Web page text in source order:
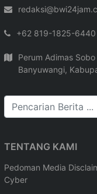
+62 819-1825-6440
Perum Adimas
Banyuwangi,
TENTANG KAMI
Pedoman Media
Cyber